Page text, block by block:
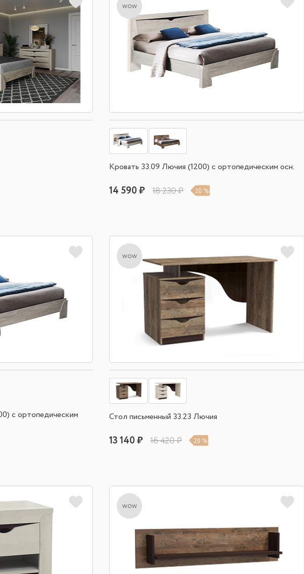
wow
Кровать 33.09 Лючия (1200) с ортопедическим осн.
14 590 ₽ 18 230 ₽ 20 %
с ортопедическим
wow
Стол письменный 33.23 Лючия
13 140 ₽ 16 420 ₽ 20 %
wow